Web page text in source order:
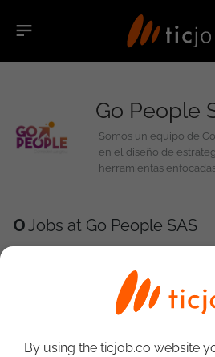
Go People
Somos un equipo de
en el diseño de
herramientas
ejemplo: selección,
otras. Conectamos, inspiramos y transformamos a
organización.
0Jobs at Go People SAS
By using the ticjob.co website